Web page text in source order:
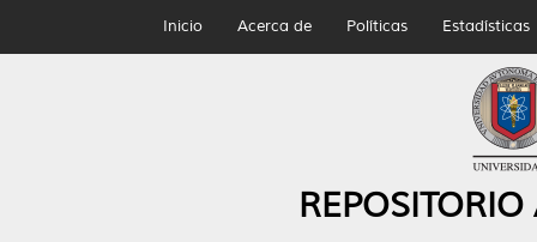
Inicio Acerca de Políticas Estadísticas